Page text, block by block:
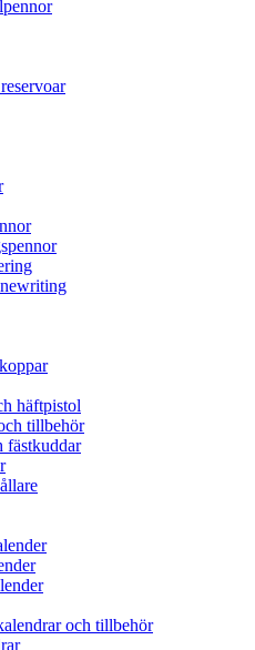
häftpistol
tillbehör
fästkuddar
och tillbehör